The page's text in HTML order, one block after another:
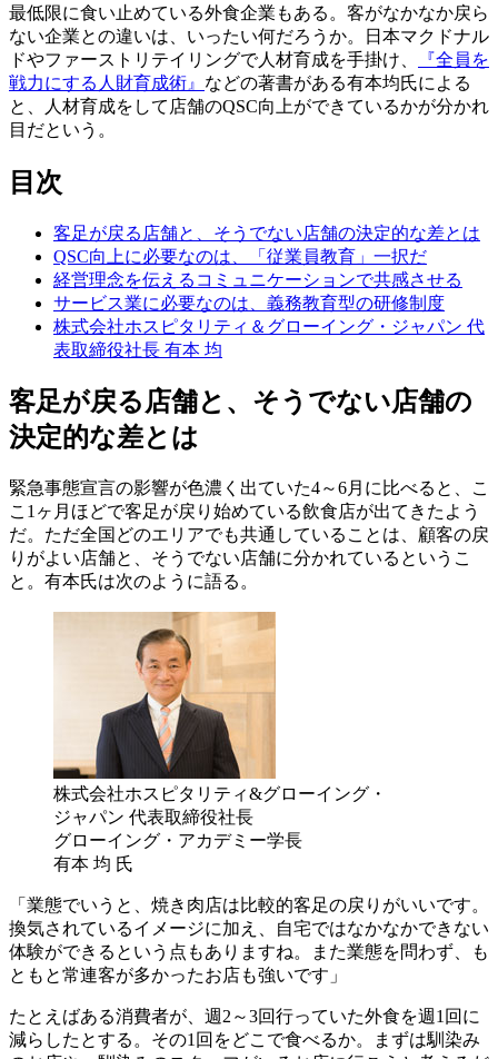
最低限に食い止めている外食企業もある。客がなかなか戻ら
ない企業との違いは、いったい何だろうか。日本マクドナル
ドやファーストリテイリングで人材育成を手掛け、
『全員を
戦力にする人財育成術』 などの著書がある有本均氏による
と、人材育成をして店舗のQSC向上ができているかが分かれ
目だという。
目次
客足が戻る店舗と、そうでない店舗の決定的な差とは
QSC向上に必要なのは、「従業員教育」一択だ
経営理念を伝えるコミュニケーションで共感させる
サービス業に必要なのは、義務教育型の研修制度
株式会社ホスピタリティ＆グローイング・ジャパン 代
表取締役社長 有本 均
客足が戻る店舗と、そうでない店舗の
決定的な差とは
緊急事態宣言の影響が色濃く出ていた4～6月に比べると、こ
こ1ヶ月ほどで客足が戻り始めている飲食店が出てきたよう
だ。ただ全国どのエリアでも共通していることは、顧客の戻
りがよい店舗と、そうでない店舗に分かれているというこ
と。有本氏は次のように語る。
株式会社ホスピタリティ&グローイング・
ジャパン 代表取締役社長
グローイング・アカデミー学長
有本 均 氏
「業態でいうと、焼き肉店は比較的客足の戻りがいいです。
換気されているイメージに加え、自宅ではなかなかできない
体験ができるという点もありますね。また業態を問わず、も
ともと常連客が多かったお店も強いです」
たとえばある消費者が、週2～3回行っていた外食を週1回に
減らしたとする。その1回をどこで食べるか。まずは馴染み